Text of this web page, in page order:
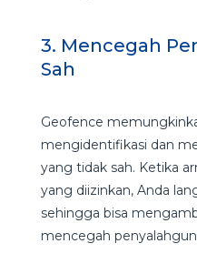
3. Mencegah
Sah
Geofence
mengidentifikasi dan
yang tidak sah. Ketika
yang diizinkan, Anda
sehingga bisa
mencegah